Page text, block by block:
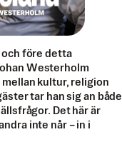
före detta
Westerholm
kultur, religion
tar han sig an både
Det här är
inte når – in i